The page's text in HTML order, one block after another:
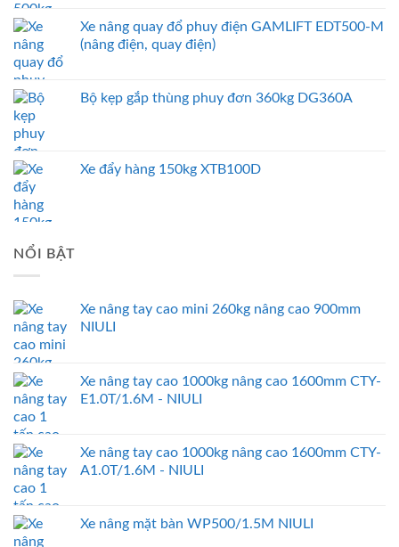
Xe nâng quay đổ phuy điện GAMLIFT EDT500-M
(nâng điện, quay điện)
Bộ kẹp gắp thùng phuy đơn 360kg DG360A
Xe đẩy hàng 150kg XTB100D
NỔI BẬT
Xe nâng tay cao mini 260kg nâng cao 900mm
NIULI
Xe nâng tay cao 1000kg nâng cao 1600mm CTY-
E1.0T/1.6M - NIULI
Xe nâng tay cao 1000kg nâng cao 1600mm CTY-
A1.0T/1.6M - NIULI
Xe nâng mặt bàn WP500/1.5M NIULI